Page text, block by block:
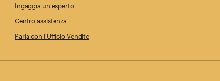
Ingaggia un esperto
Centro assistenza
Parla con l'Ufficio Vendite